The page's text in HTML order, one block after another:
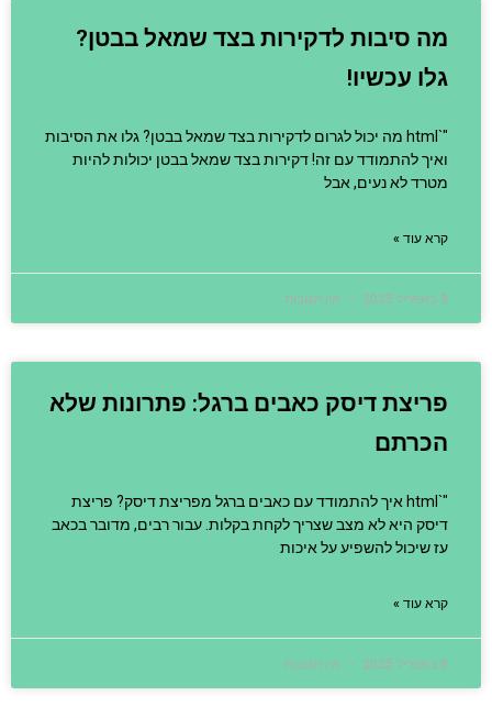
מה סיבות לדקירות בצד שמאל בבטן?
גלו עכשיו!
"`html מה יכול לגרום לדקירות בצד שמאל בבטן? גלו את הסיבות
ואיך להתמודד עם זה! דקירות בצד שמאל בבטן יכולות להיות
מטרד לא נעים, אבל
קרא עוד »
9 באפריל 2025 אין תגובות
פריצת דיסק כאבים ברגל: פתרונות שלא
הכרתם
"`html איך להתמודד עם כאבים ברגל מפריצת דיסק? פריצת
דיסק היא לא מצב שצריך לקחת בקלות. עבור רבים, מדובר בכאב
עז שיכול להשפיע על איכות
קרא עוד »
8 באפריל 2025 אין תגובות